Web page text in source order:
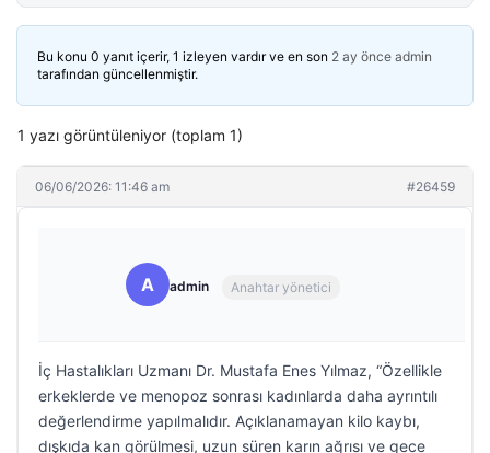
Bu konu 0 yanıt içerir, 1 izleyen vardır ve en son 2 ay önce admin
tarafından güncellenmiştir.
1 yazı görüntüleniyor (toplam 1)
06/06/2026: 11:46 am #26459
A admin Anahtar yönetici
İç Hastalıkları Uzmanı Dr. Mustafa Enes Yılmaz, “Özellikle
erkeklerde ve menopoz sonrası kadınlarda daha ayrıntılı
değerlendirme yapılmalıdır. Açıklanamayan kilo kaybı,
dışkıda kan görülmesi, uzun süren karın ağrısı ve gece